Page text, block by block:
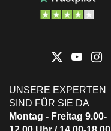
UNSERE EXPERTEN
SIND FÜR SIE DA
Montag - Freitag 9.00-